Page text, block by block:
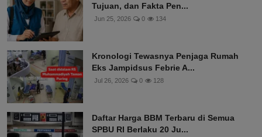
Tujuan, dan Fakta Pen...
Jun 25, 2026 0 134
Kronologi Tewasnya Penjaga Rumah
Eks Jampidsus Febrie A...
Jul 26, 2026 0 128
Daftar Harga BBM Terbaru di Semua
SPBU RI Berlaku 20 Ju...